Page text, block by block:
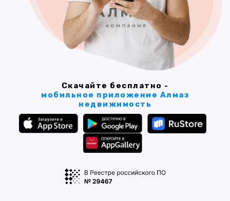
Скачайте бесплатно -
мобильное приложение Алмаз
недвижимость